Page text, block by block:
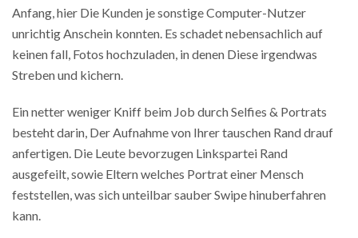
Anfang, hier Die Kunden je sonstige Computer-Nutzer
unrichtig Anschein konnten. Es schadet nebensachlich auf
keinen fall, Fotos hochzuladen, in denen Diese irgendwas
Streben und kichern.
Ein netter weniger Kniff beim Job durch Selfies & Portrats
besteht darin, Der Aufnahme von Ihrer tauschen Rand drauf
anfertigen. Die Leute bevorzugen Linkspartei Rand
ausgefeilt, sowie Eltern welches Portrat einer Mensch
feststellen, was sich unteilbar sauber Swipe hinuberfahren
kann.